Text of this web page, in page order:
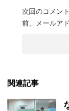
次回のコメン
前、メールア
関連記事